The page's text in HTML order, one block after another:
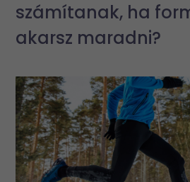
számítanak, ha
akarsz maradni?